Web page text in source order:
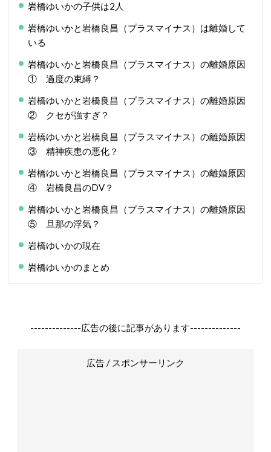
岩橋ゆいかの子供は2人
岩橋ゆいかと岩橋良昌（プラスマイナス）は離婚して
いる
岩橋ゆいかと岩橋良昌（プラスマイナス）の離婚原因
① 過度の束縛？
岩橋ゆいかと岩橋良昌（プラスマイナス）の離婚原因
② クセが強すぎ？
岩橋ゆいかと岩橋良昌（プラスマイナス）の離婚原因
③ 精神疾患の悪化？
岩橋ゆいかと岩橋良昌（プラスマイナス）の離婚原因
④ 岩橋良昌のDV？
岩橋ゆいかと岩橋良昌（プラスマイナス）の離婚原因
⑤ 旦那の浮気？
岩橋ゆいかの現在
岩橋ゆいかのまとめ
--------------広告の後に記事があります--------------
広告 / スポンサーリンク